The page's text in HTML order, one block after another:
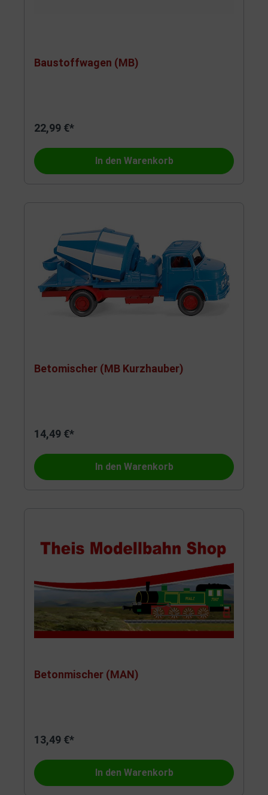
Baustoffwagen (MB)
22,99 €*
In den Warenkorb
Betomischer (MB Kurzhauber)
14,49 €*
In den Warenkorb
Betonmischer (MAN)
13,49 €*
In den Warenkorb